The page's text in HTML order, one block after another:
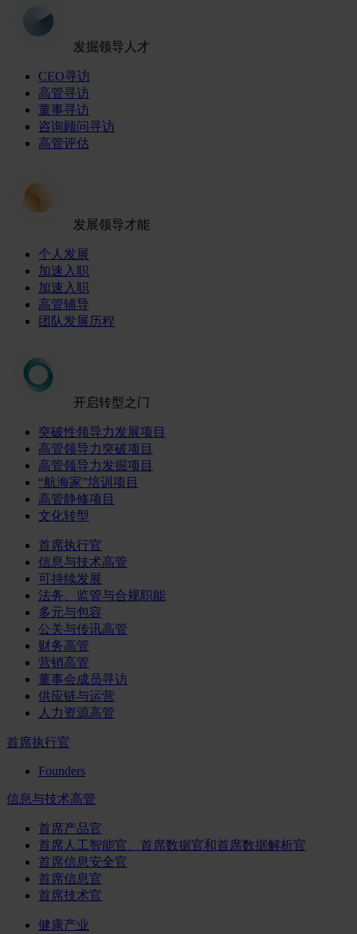
发掘领导人才
CEO寻访
高管寻访
董事寻访
咨询顾问寻访
高管评估
发展领导才能
个人发展
加速入职
加速入职
高管辅导
团队发展历程
开启转型之门
突破性领导力发展项目
高管领导力突破项目
高管领导力发掘项目
“航海家”培训项目
高管静修项目
文化转型
首席执行官
信息与技术高管
可持续发展
法务、监管与合规职能
多元与包容
公关与传讯高管
财务高管
营销高管
董事会成员寻访
供应链与运营
人力资源高管
首席执行官
Founders
信息与技术高管
首席产品官
首席人工智能官、首席数据官和首席数据解析官
首席信息安全官
首席信息官
首席技术官
健康产业